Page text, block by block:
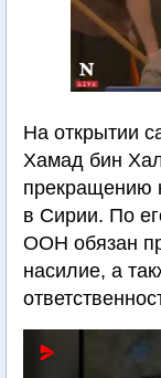
На открытии
Хамад бин
прекращению
в Сирии. По
ООН обязан
насилие, а